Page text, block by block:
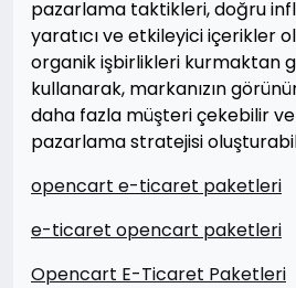
pazarlama taktikleri, doğru
yaratıcı ve etkileyici içerikler
organik işbirlikleri kurmaktan
kullanarak, markanızın
daha fazla müşteri çekebilir ve
pazarlama stratejisi
opencart e-ticaret paketleri
e-ticaret opencart paketleri
Opencart E-Ticaret Paketleri